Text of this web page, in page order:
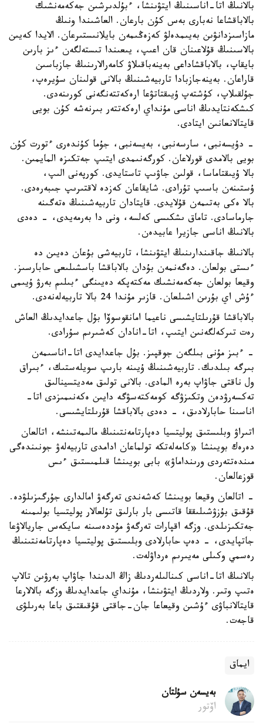
بالانىڭ اتا-اناسىنىڭ ايتۋىنشا، ءبۇلدىرشىن جەكەمەنشىك
بالاباقشاعا نەبارى بەس كۇن بارعان. العاشىندا ونىڭ
مازاسىزدانۋىن بەيىمدەلۋ كەزەڭىمەن بايلانىستىرعان. الايدا كەيىن
بالاسىنىڭ قۇلاعىنان قان اعىپ، يىعىندا تىستەلگەن ءىز بارىن
بايقاپ، بالاباقشاداعى بەينەباقىلاۋ كامەرالارىنىڭ جازباسىن
قاراعان. بەينەجازبادا تاربيەشىنىڭ بالانى قولىنان سۇيرەپ،
جۇلقىلاپ، كۇشتەپ ۇيىقتاتۋعا ارەكەتتەنگەنى كورىنەدى.
كىشكەنتايدىڭ اناسى مۇنداي ارەكەتتەر بىرنەشە كۇن بويى
قايتالانعانىن ايتادى.
- دۇيسەنبى، سارسەنبى، بەيسەنبى، جۇما كۇندەرى ءتورت كۇن
بويى بالامدى قورلاعان. كورگەنىمدى ايتىپ جەتكىزە المايمىن.
بالا ۇيىقتاماسا، قولىن جاۋىپ تاستايدى. كورپەنى الىپ،
ۇستىنەن باسىپ تۇرادى. شايقاعان كەزدە لاقتىرىپ جىبەرەدى.
بالا ەكى بەتىمەن قۇلايدى. قايتادان تاربيەشىنىڭ ەتەگىنە
جارماسادى. تاماق ىشكىسى كەلسە، ونى دا بەرمەيدى، - دەدى
بالانىڭ اناسى جازيرا عابيدەن.
بالانىڭ جاقىندارىنىڭ ايتۋىنشا، تاربيەشى بۇعان دەيىن دە
ءىستى بولعان. دەگەنمەن بۇدان بالاباقشا باسشىلىعى حابارسىز.
وقيعا بولعان جەكەمەنشىك مەكتەپكە دەيىنگى ءبىلىم بەرۋ ۇيىمى
ءۇش اي بۇرىن اشىلعان. قازىر مۇندا 24 بالا تاربيەلەنەدى.
بالاباقشا قۇرىلتايشىسى ناعيما امانقوسوۆا بۇل جاعدايدىڭ العاش
رەت تىركەلگەنىن ايتىپ، اتا-انادان كەشىرىم سۇرادى.
- ءبىز مۇنى بىلگەن جوقپىز. بۇل جاعدايدى اتا-اناسىمەن
بىرگە بىلدىك. تاربيەشىنىڭ ۇيىنە بارىپ سويلەستىك، ءبىراق
ول ناقتى جاۋاپ بەرە المادى. بالانى تولىق مەديتسينالىق
تەكسەرۋدەن وتكىزۋگە كومەكتەسۋگە دايىن ەكەنىمىزدى اتا-
اناسىنا حابارلادىق، - دەدى بالاباقشا قۇرىلتايشىسى.
اتىراۋ وبلىستىق پوليتسيا دەپارتامەنتىنىڭ مالىمەتىنشە، اتالعان
دەرەك بويىنشا «كامەلەتكە تولماعان ادامدى تاربيەلەۋ جونىندەگى
مىندەتتەردى ورىنداماۋ» بابى بويىنشا قىلمىستىق ءىس
قوزعالعان.
- اتالعان وقيعا بويىنشا كەشەندى تەرگەۋ امالدارى جۇرگىزىلۋدە.
قۇقىق بۇزۋشىلىققا قاتىسى بار بارلىق تۇلعالار پوليتسيا بولىمىنە
جەتكىزىلدى. وزگە اقپارات تەرگەۋ مۇددەسىنە سايكەس جاريالاۋعا
جاتپايدى، - دەپ حابارلادى وبلىستىق پوليتسيا دەپارتامەنتىنىڭ
رەسمي وكىلى مەيىرىم ەرداۋلەت.
بالانىڭ اتا-اناسى كىنالىلەردىڭ زاڭ الدىندا جاۋاپ بەرۋىن تالاپ
ەتىپ وتىر. ولاردىڭ ايتۋىنشا، مۇنداي جاعدايدىڭ وزگە بالالارعا
قايتالانباۋى ءۇشىن وقيعاعا جان-جاقتى قۇقىقتىق باعا بەرىلۋى
قاجەت.
ايماق
بەيسەن سۇلتان
اۆتور